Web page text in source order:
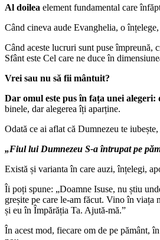
Al doilea element fundamental care
Când cineva aude Evanghelia, o
Când aceste lucruri sunt puse împreună,
Sfânt este Cel care ne duce în
Vrei sau nu să fii mântuit?
Dar omul este pus în fața unei alegeri:
binele, dar alegerea îți aparține.
Odată ce ai aflat că Dumnezeu te
„Fiul lui Dumnezeu S-a întrupat pe
Există și varianta în care auzi, înțelegi,
Îi poți spune: „Doamne Isuse, nu știu
greșite pe care le-am făcut. Vino în viața
și eu în Împărăția Ta. Ajută-mă.”
În acest mod, fiecare om de pe pământ,